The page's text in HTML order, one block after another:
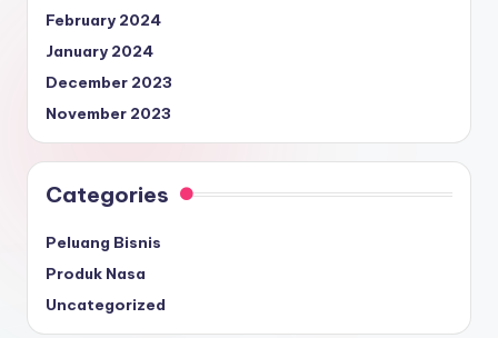
February 2024
January 2024
December 2023
November 2023
Categories
Peluang Bisnis
Produk Nasa
Uncategorized